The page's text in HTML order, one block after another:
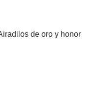
de oro y honor